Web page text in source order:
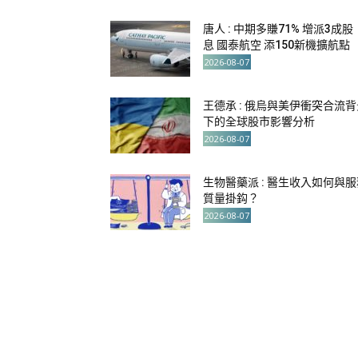
唐人 : 中期多賺71% 增派3成股
息 國泰航空 添150新機擴航點
2026-08-07
王德承 : 俄烏與美伊衝突合流
下的全球股市影響分析
2026-08-07
生物醫藥派 : 醫生收入如何與
質量掛鈎？
2026-08-07